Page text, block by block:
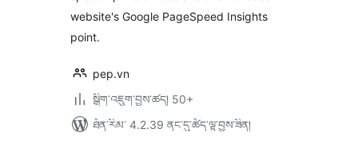
website's Google PageSpeed Insights
point.
pep.vn
སྒྲིག་འཇུག་བྱས་ཚད། 50+
ཐོན་རིམ་ 4.2.39 ནང་དུ་ཚོད་ལྟ་བྱས་ཟིན།